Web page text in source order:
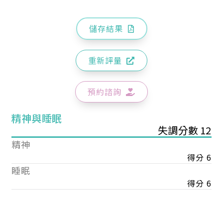
儲存結果
重新評量
預約諮詢
精神與睡眠
失調分數 12
精神
得分 6
睡眠
得分 6